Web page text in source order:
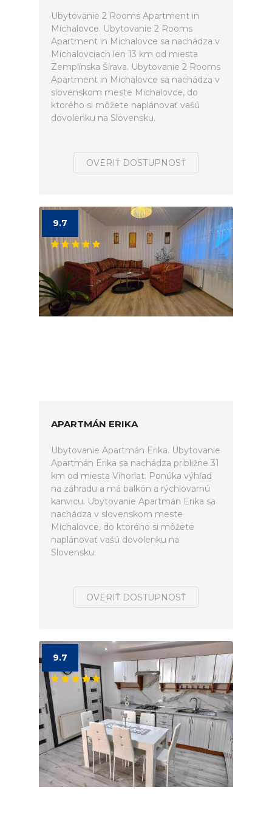
Ubytovanie 2 Rooms Apartment in
Michalovce. Ubytovanie 2 Rooms
Apartment in Michalovce sa nachádza v
Michalovciach len 13 km od miesta
Zemplínska Šírava. Ubytovanie 2 Rooms
Apartment in Michalovce sa nachádza v
slovenskom meste Michalovce, do
ktorého si môžete naplánovať vašú
dovolenku na Slovensku.
OVERIŤ DOSTUPNOSŤ
9.7
APARTMÁN ERIKA
Ubytovanie Apartmán Erika. Ubytovanie
Apartmán Erika sa nachádza približne 31
km od miesta Vihorlat. Ponúka výhľad
na záhradu a má balkón a rýchlovarnú
kanvicu. Ubytovanie Apartmán Erika sa
nachádza v slovenskom meste
Michalovce, do ktorého si môžete
naplánovať vašú dovolenku na
Slovensku.
OVERIŤ DOSTUPNOSŤ
9.7